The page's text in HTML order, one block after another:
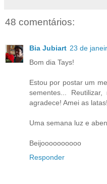
48 comentários:
Bia Jubiart 23 de
Bom dia Tays!
Estou por postar um
sementes...
agradece! Amei as latas!
Uma semana luz e
Beijoooooooooo
Responder